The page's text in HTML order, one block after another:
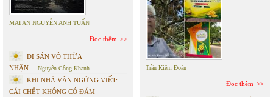
MAI AN NGUYỄN ANH TUẤN
Đọc thêm
DI SẢN VÔ THỪA
NHẬN
Nguyễn Công Khanh
KHI NHÀ VĂN NGỪNG VIẾT:
CÁI CHẾT KHÔNG CÓ ĐÁM
Trần Kiêm Đoàn
Đọc thêm